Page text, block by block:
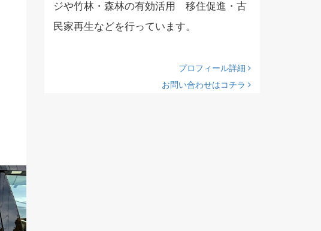
ジや竹林・森林の有効活用 移住促進・古
民家再生などを行っています。
プロフィール詳細
お問い合わせはコチラ